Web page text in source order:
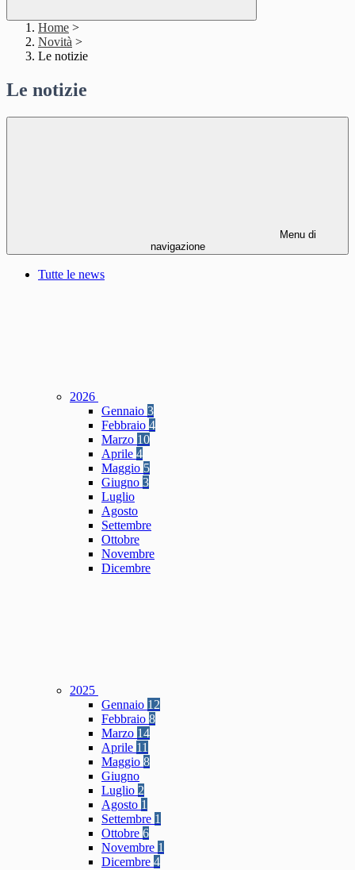
Home >
Novità >
Le notizie
Le notizie
Menu di
navigazione
Tutte le news
2026
Gennaio 3
Febbraio 4
Marzo 10
Aprile 4
Maggio 5
Giugno 3
Luglio
Agosto
Settembre
Ottobre
Novembre
Dicembre
2025
Gennaio 12
Febbraio 8
Marzo 14
Aprile 11
Maggio 8
Giugno
Luglio 2
Agosto 1
Settembre 1
Ottobre 6
Novembre 1
Dicembre 4